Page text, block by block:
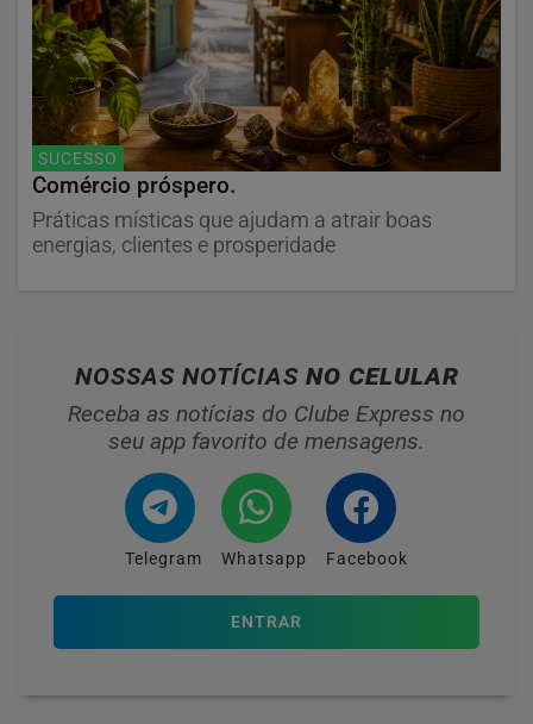
SUCESSO
Comércio próspero.
Práticas místicas que ajudam a atrair boas
energias, clientes e prosperidade
NOSSAS NOTÍCIAS NO CELULAR
Receba as notícias do Clube Express no
seu app favorito de mensagens.
Telegram Whatsapp Facebook
ENTRAR